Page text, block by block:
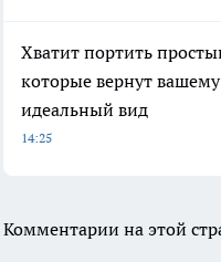
Хватит портить
которые вернут
идеальный вид
14:25
Комментарии на этой